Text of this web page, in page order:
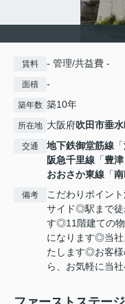
賃料 - 管理/共益費 -
面積 -
築年数 築10年
所在地 大阪府吹田市垂
交通 地下鉄御堂筋線 「
阪急千里線 「豊津
おおさか東線 「南
備考
こだわりポイン
サイド◎駅まで徒
す◎11階建ての
になります◎当社
たします◎お客様
ら、お気軽に当